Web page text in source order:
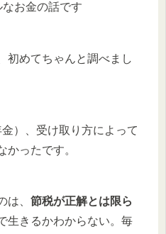
お金の話です
初めてちゃんと調べまし
）、受け取り方によって
かったです。
は、 節税が正解とは限ら
生きるかわからない。毎